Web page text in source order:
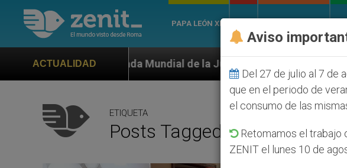
PAPA LEÓN XIV
ACTUALIDAD
Mundial de la Juventud Seúl 2027 ONU se pronuncia
ETIQUETA
Posts Tagged ‘dia De La
Aviso
Del 27 de julio al 7 de
que en el periodo de
el consumo de las
Retomamos el trabajo
ZENIT el lunes 10 de